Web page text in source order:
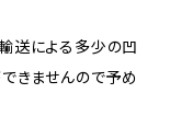
送による多少の凹
きませんので予め